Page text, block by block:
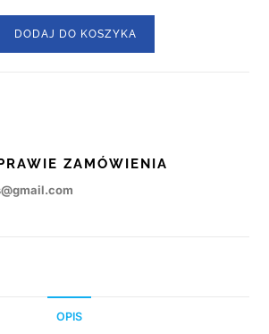
DODAJ DO KOSZYKA
ZAMÓWIENIA
OPIS